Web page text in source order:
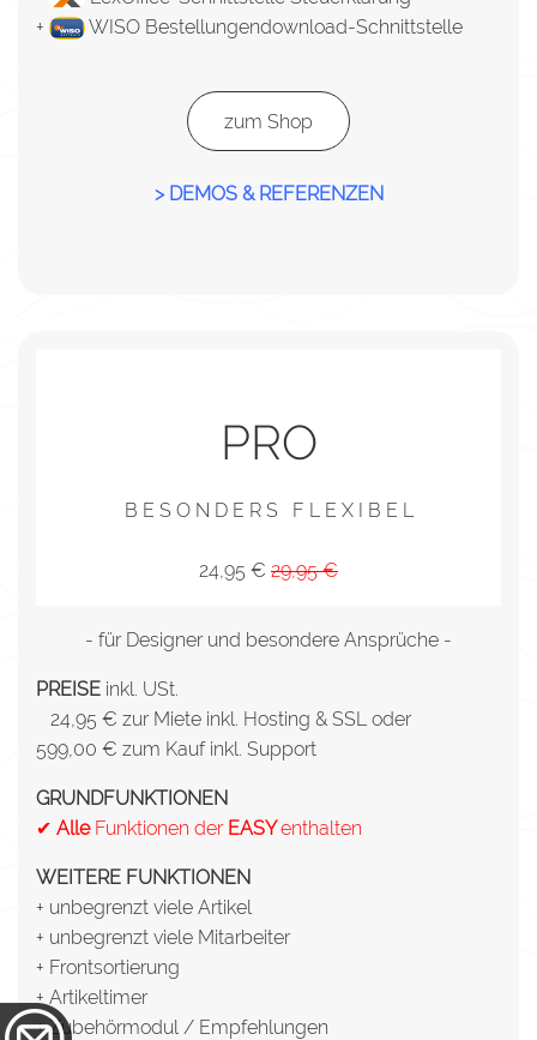
+
WISO Bestellungendownload-Schnittstelle
zum Shop
> DEMOS & REFERENZEN
PRO
B E S O N D E R S F L E X I B E L
24,95 € 29,95 €
- für Designer und besondere Ansprüche -
PREISE inkl. USt.
24,95 € zur Miete inkl. Hosting & SSL oder
599,00 € zum Kauf inkl. Support
GRUNDFUNKTIONEN
✔ AlleFunktionen der EASYenthalten
WEITERE FUNKTIONEN
+ unbegrenzt viele Artikel
+ unbegrenzt viele Mitarbeiter
+ Frontsortierung
+ Artikeltimer
+ Zubehörmodul / Empfehlungen